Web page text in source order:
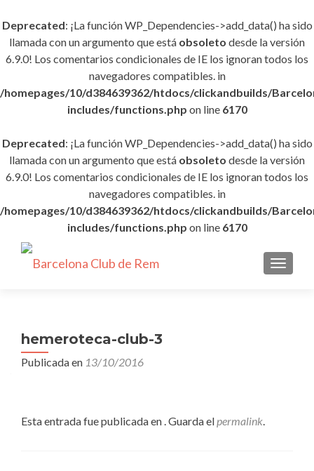
Deprecated: ¡La función WP_Dependencies->add_data() ha sido
llamada con un argumento que está obsoleto desde la versión
6.9.0! Los comentarios condicionales de IE los ignoran todos los
navegadores compatibles. in
/homepages/10/d384639362/htdocs/clickandbuilds/
includes/functions.php on line 6170
Deprecated: ¡La función WP_Dependencies->add_data() ha sido
llamada con un argumento que está obsoleto desde la versión
6.9.0! Los comentarios condicionales de IE los ignoran todos los
navegadores compatibles. in
/homepages/10/d384639362/htdocs/clickandbuilds/
includes/functions.php on line 6170
hemeroteca-club-3
Publicada en 13/10/2016
Esta entrada fue publicada en . Guarda elpermalink.